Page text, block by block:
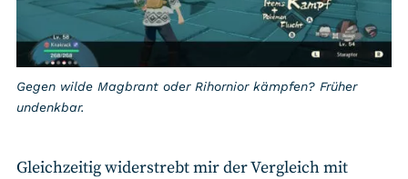
Gegen wilde Magbrant oder Rihornior kämpfen? Früher
undenkbar.
Gleichzeitig widerstrebt mir der Vergleich mit